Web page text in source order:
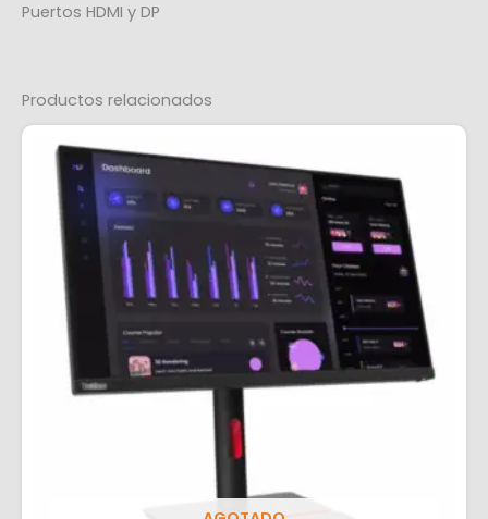
Puertos HDMI y DP
Productos relacionados